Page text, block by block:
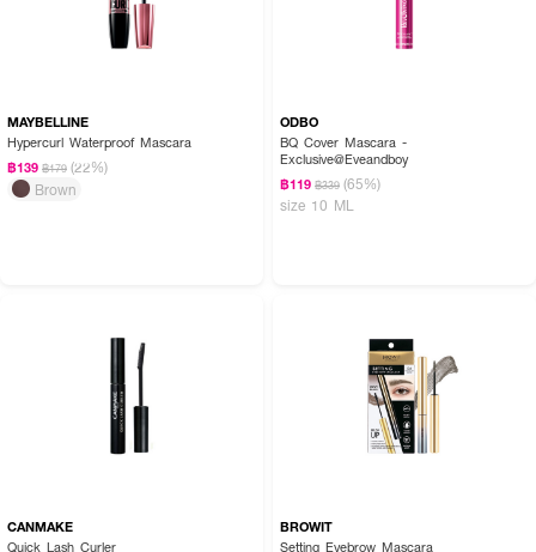
MAYBELLINE
Hypercurl Waterproof Mascara
฿139 ฿179 (22%)
Brown
ODBO
BQ Cover Mascara -
Exclusive@Eveandboy
฿119 ฿339 (65%)
size 10 ML
CANMAKE
Quick Lash Curler
BROWIT
Setting Eyebrow Mascara